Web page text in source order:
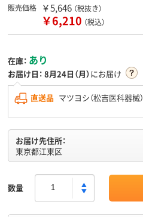
販売価格 ￥5,646 （税抜き）
￥6,210 （税込）
在庫： あり
お届け日： 8月24日（月）にお届け
直送品 マツヨシ（松吉医科器械）
お届け先住所：
東京都江東区
数量